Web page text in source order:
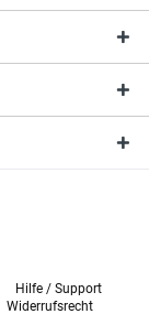
Hilfe / Support
Widerrufsrecht